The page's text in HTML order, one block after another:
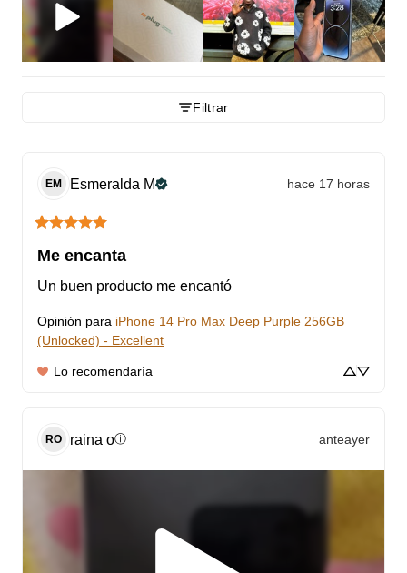
Filtrar
EM Esmeralda M hace 17 horas
Me encanta
Un buen producto me encantó
Opinión para iPhone 14 Pro Max Deep Purple 256GB
(Unlocked) - Excellent
Lo recomendaría
RO raina oⓘ anteayer